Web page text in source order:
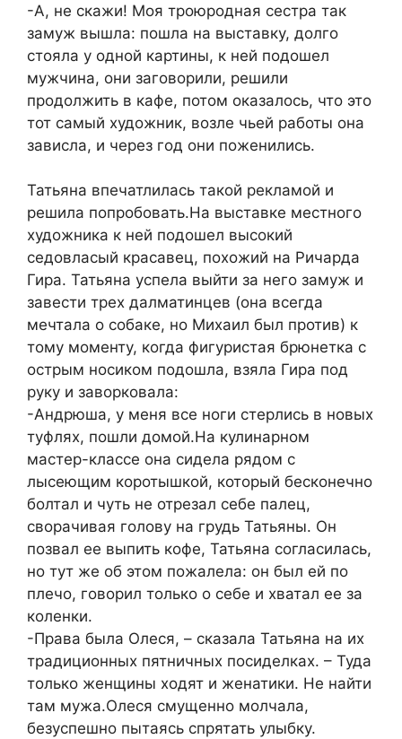
-А, не скажи! Моя троюродная сестра так
замуж вышла: пошла на выставку, долго
стояла у одной картины, к ней подошел
мужчина, они заговорили, решили
продолжить в кафе, потом оказалось, что это
тот самый художник, возле чьей работы она
зависла, и через год они поженились.
Татьяна впечатлилась такой рекламой и
решила попробовать.На выставке местного
художника к ней подошел высокий
седовласый красавец, похожий на Ричарда
Гира. Татьяна успела выйти за него замуж и
завести трех далматинцев (она всегда
мечтала о собаке, но Михаил был против) к
тому моменту, когда фигуристая брюнетка с
острым носиком подошла, взяла Гира под
руку и заворковала:
-Андрюша, у меня все ноги стерлись в новых
туфлях, пошли домой.На кулинарном
мастер-классе она сидела рядом с
лысеющим коротышкой, который бесконечно
болтал и чуть не отрезал себе палец,
сворачивая голову на грудь Татьяны. Он
позвал ее выпить кофе, Татьяна согласилась,
но тут же об этом пожалела: он был ей по
плечо, говорил только о себе и хватал ее за
коленки.
-Права была Олеся, – сказала Татьяна на их
традиционных пятничных посиделках. – Туда
только женщины ходят и женатики. Не найти
там мужа.Олеся смущенно молчала,
безуспешно пытаясь спрятать улыбку.